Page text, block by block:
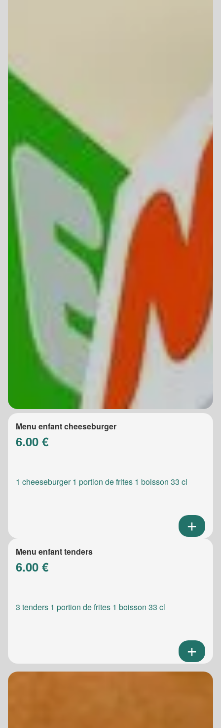
Menu enfant cheeseburger
6.00 €
1 cheeseburger 1 portion de frites 1 boisson 33 cl
Menu enfant tenders
6.00 €
3 tenders 1 portion de frites 1 boisson 33 cl